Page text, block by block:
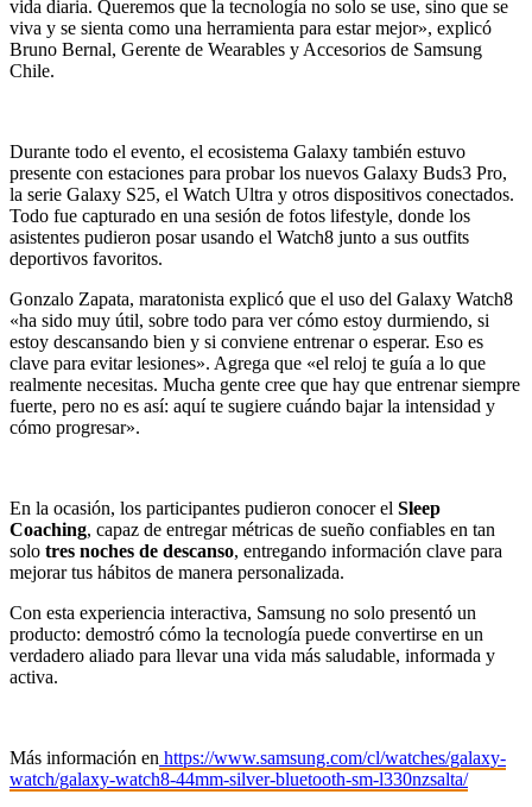
vida diaria. Queremos que la tecnología no solo se use, sino que se
viva y se sienta como una herramienta para estar mejor», explicó
Bruno Bernal, Gerente de Wearables y Accesorios de Samsung
Chile.
Durante todo el evento, el ecosistema Galaxy también estuvo
presente con estaciones para probar los nuevos Galaxy Buds3 Pro,
la serie Galaxy S25, el Watch Ultra y otros dispositivos conectados.
Todo fue capturado en una sesión de fotos lifestyle, donde los
asistentes pudieron posar usando el Watch8 junto a sus outfits
deportivos favoritos.
Gonzalo Zapata, maratonista explicó que el uso del Galaxy Watch8
«ha sido muy útil, sobre todo para ver cómo estoy durmiendo, si
estoy descansando bien y si conviene entrenar o esperar. Eso es
clave para evitar lesiones». Agrega que «el reloj te guía a lo que
realmente necesitas. Mucha gente cree que hay que entrenar siempre
fuerte, pero no es así: aquí te sugiere cuándo bajar la intensidad y
cómo progresar».
En la ocasión, los participantes pudieron conocer el Sleep
Coaching, capaz de entregar métricas de sueño confiables en tan
solo tres noches de descanso, entregando información clave para
mejorar tus hábitos de manera personalizada.
Con esta experiencia interactiva, Samsung no solo presentó un
producto: demostró cómo la tecnología puede convertirse en un
verdadero aliado para llevar una vida más saludable, informada y
activa.
Más información en https://www.samsung.com/cl/watches/galaxy-
watch/galaxy-watch8-44mm-silver-bluetooth-sm-l330nzsalta/